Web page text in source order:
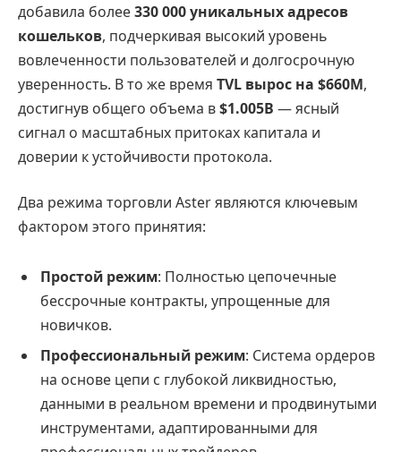
добавила более330 000 уникальных адресов
кошельков, подчеркивая высокий уровень
вовлеченности пользователей и долгосрочную
уверенность. В то же время TVL вырос на $660M,
достигнув общего объема в$1.005B — ясный
сигнал о масштабных притоках капитала и
доверии к устойчивости протокола.
Два режима торговли Aster являются ключевым
фактором этого принятия:
Простой режим: Полностью цепочечные
бессрочные контракты, упрощенные для
новичков.
Профессиональный режим: Система ордеров
на основе цепи с глубокой ликвидностью,
данными в реальном времени и продвинутыми
инструментами, адаптированными для